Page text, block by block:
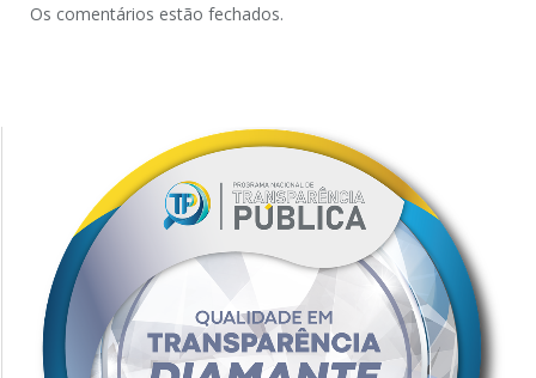
Os comentários estão fechados.